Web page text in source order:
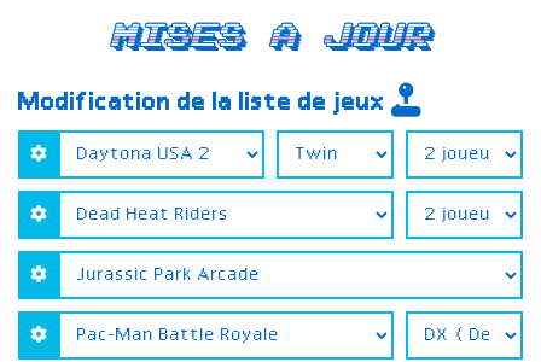
Mises a jour
Modification de la liste de jeux